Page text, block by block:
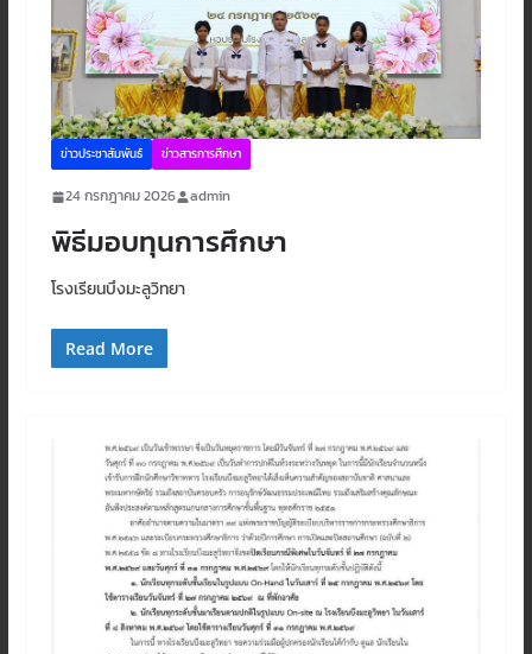
ข่าวประชาสัมพันธ์ ข่าวสารการศึกษา
24 กรกฎาคม 2026 admin
พิธีมอบทุนการศึกษา
โรงเรียนบึงมะลูวิทยา
Read More